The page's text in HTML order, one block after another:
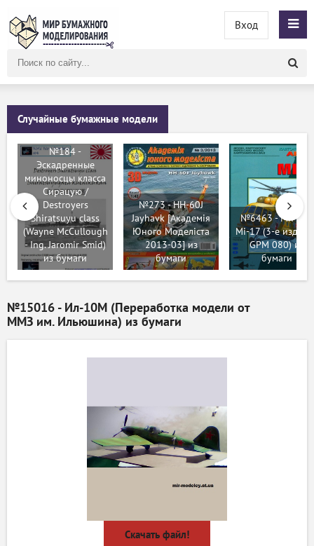
сайту
Вход
Случайные бумажные модели
№184 -
Эскадренные
миноносцы класса
Сирацую /
Destroyers
Shiratsuyu class
(Wayne McCullough
- Ing. Jaromir Smid)
из бумаги
№273 - HH-60J
Jayhavk [Академія
Юного Моделіста
2013-03] из
бумаги
№6463 - Ми-17 /
Mi-17 (3-е
GPM 080) из
бумаги
№15016 - Ил-10М (Переработка модели от
ММЗ им. Ильюшина) из бумаги
Скачать файл!